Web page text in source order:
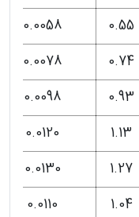
0.55
0.0058
0.74
0.0078
0.93
0.0098
1.13
0.0120
1.27
0.0130
1.04
0.0110